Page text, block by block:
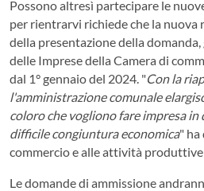
Possono altresì partecipare le
per rientrarvi richiede che la nuova
della presentazione della
delle Imprese della Camera di
dal 1° gennaio del 2024. "Con la
l'amministrazione comunale
coloro che vogliono fare impresa
difficile congiuntura economica" ha
commercio e alle attività produttive
Le domande di ammissione